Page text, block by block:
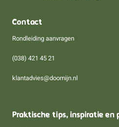
Contact
Rondleiding aanvragen
(038) 421 45 21
klantadvies@doomijn.nl
Praktische tips, inspiratie en